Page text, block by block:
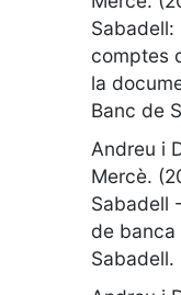
comptes
la
Banc de
Andreu i
Mercè.
Sabadell
de banca
Sabadell.